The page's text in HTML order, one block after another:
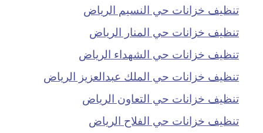
تنظيف خزانات حي النسيم الرياض
تنظيف خزانات حي المنار الرياض
تنظيف خزانات حي الشهداء الرياض
تنظيف خزانات حي الملك عبدالعزيز الرياض
تنظيف خزانات حي التعاون الرياض
تنظيف خزانات حي الفلاح الرياض